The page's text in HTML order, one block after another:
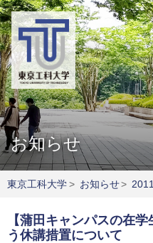
お知らせ
東京工科大学> お知らせ>
【蒲田キャンパスの在
う休講措置について